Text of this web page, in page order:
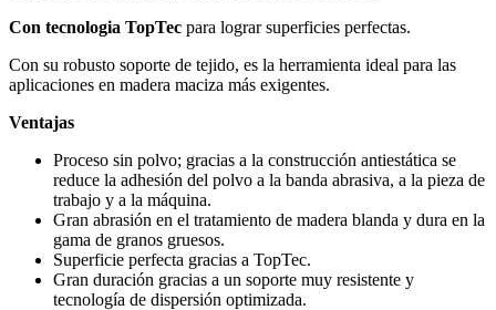
Con tecnologia TopTec para lograr superficies perfectas.
Con su robusto soporte de tejido, es la herramienta ideal para las
aplicaciones en madera maciza más exigentes.
Ventajas
Proceso sin polvo; gracias a la construcción antiestática se
reduce la adhesión del polvo a la banda abrasiva, a la pieza de
trabajo y a la máquina.
Gran abrasión en el tratamiento de madera blanda y dura en la
gama de granos gruesos.
Superficie perfecta gracias a TopTec.
Gran duración gracias a un soporte muy resistente y
tecnología de dispersión optimizada.